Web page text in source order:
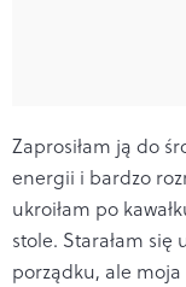
Zaprosiłam ją do
energii i bardzo
ukroiłam po
stole. Starałam się
porządku, ale moja